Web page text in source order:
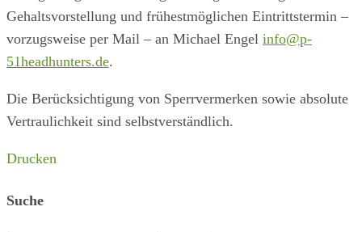
Gehaltsvorstellung und frühestmöglichen Eintrittstermin –
vorzugsweise per Mail – an Michael Engel info@p-
51headhunters.de.
Die Berücksichtigung von Sperrvermerken sowie absolute
Vertraulichkeit sind selbstverständlich.
Drucken
Suche